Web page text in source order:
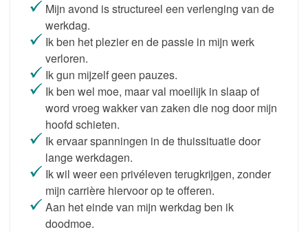
Mijn avond is structureel een verlenging van de
werkdag.
Ik ben het plezier en de passie in mijn werk
verloren.
Ik gun mijzelf geen pauzes.
Ik ben wel moe, maar val moeilijk in slaap of
word vroeg wakker van zaken die nog door mijn
hoofd schieten.
Ik ervaar spanningen in de thuissituatie door
lange werkdagen.
Ik wil weer een privéleven terugkrijgen, zonder
mijn carrière hiervoor op te offeren.
Aan het einde van mijn werkdag ben ik
doodmoe.